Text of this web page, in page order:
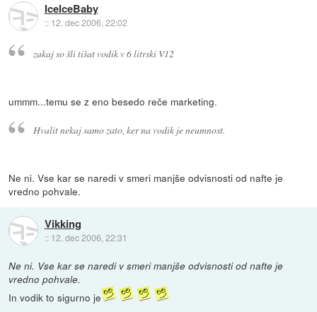
IceIceBaby
:: 12. dec 2006, 22:02
zakaj so šli tišat vodik v 6 litrski V12
ummm...temu se z eno besedo reče marketing.
Hvalit nekaj samo zato, ker na vodik je neumnost.
Ne ni. Vse kar se naredi v smeri manjše odvisnosti od nafte je
vredno pohvale.
Vikking
:: 12. dec 2006, 22:31
Ne ni. Vse kar se naredi v smeri manjše odvisnosti od nafte je
vredno pohvale.
In vodik to sigurno je